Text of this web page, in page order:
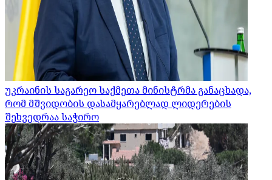
უკრაინის საგარეო საქმეთა მინისტრმა განაცხადა,
რომ მშვიდობის დასამყარებლად ლიდერების
შეხვედრაა საჭირო